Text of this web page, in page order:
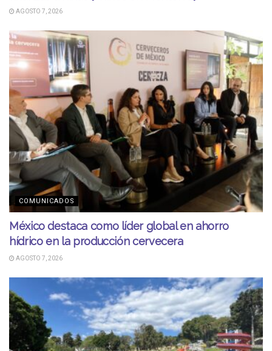
AGOSTO 7, 2026
COMUNICADOS
México destaca como líder global en ahorro
hídrico en la producción cervecera
AGOSTO 7, 2026